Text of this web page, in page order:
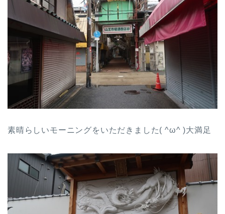
素晴らしいモーニングをいただきました( ^ω^ )大満足